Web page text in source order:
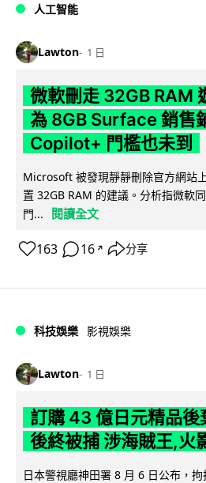
人工智能
Lawton 1 日
微軟刪走 32GB RAM
為 8GB Surface 銷售
Copilot+ 門檻也未到
Microsoft 被發現靜靜刪除官方網站
置 32GB RAM 的建議。分析指微軟
門...
閱讀全文
163 16 ↗ 分享
科技娛樂 影視娛樂
Lawton 1 日
訂購 43 億日元精品後
後終被捕 涉海賊王,火
日本警視廳神田署 8 月 6 日公布，